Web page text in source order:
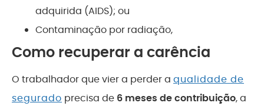
adquirida (AIDS); ou
Contaminação por radiação,
Como recuperar a carência
O trabalhador que vier a perder a qualidade de
segurado precisa de 6 meses de contribuição, a